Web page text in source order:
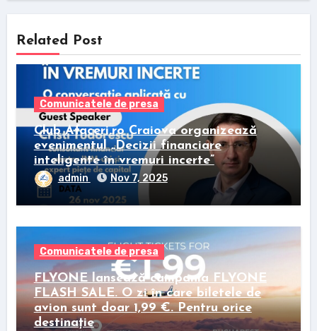
Related Post
Comunicatele de presa
Club Afaceri.ro Craiova organizează
evenimentul „Decizii financiare
inteligente în vremuri incerte”
admin Nov 7, 2025
Comunicatele de presa
FLYONE lansează campania FLYONE
FLASH SALE. O zi în care biletele de
avion sunt doar 1,99 €. Pentru orice
destinație